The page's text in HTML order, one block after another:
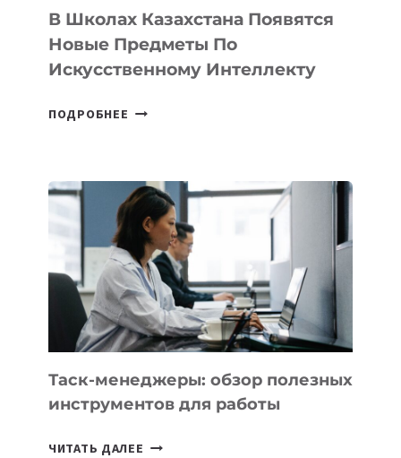
ТЕХНОЛОГИЧЕСКИХ
В Школах Казахстана Появятся
Новые Предметы По
Искусственному Интеллекту
ПОДРОБНЕЕ
НОВЫЕ
ПРЕДМЕТЫ
ПО
ИСКУССТВЕННОМУ
ИНТЕЛЛЕКТУ
Таск-менеджеры: обзор полезных
инструментов для работы
ЧИТАТЬ ДАЛЕЕ ТАСК-